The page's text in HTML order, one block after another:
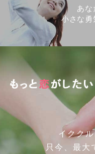
あな
小さな勇
イクク
只今、最